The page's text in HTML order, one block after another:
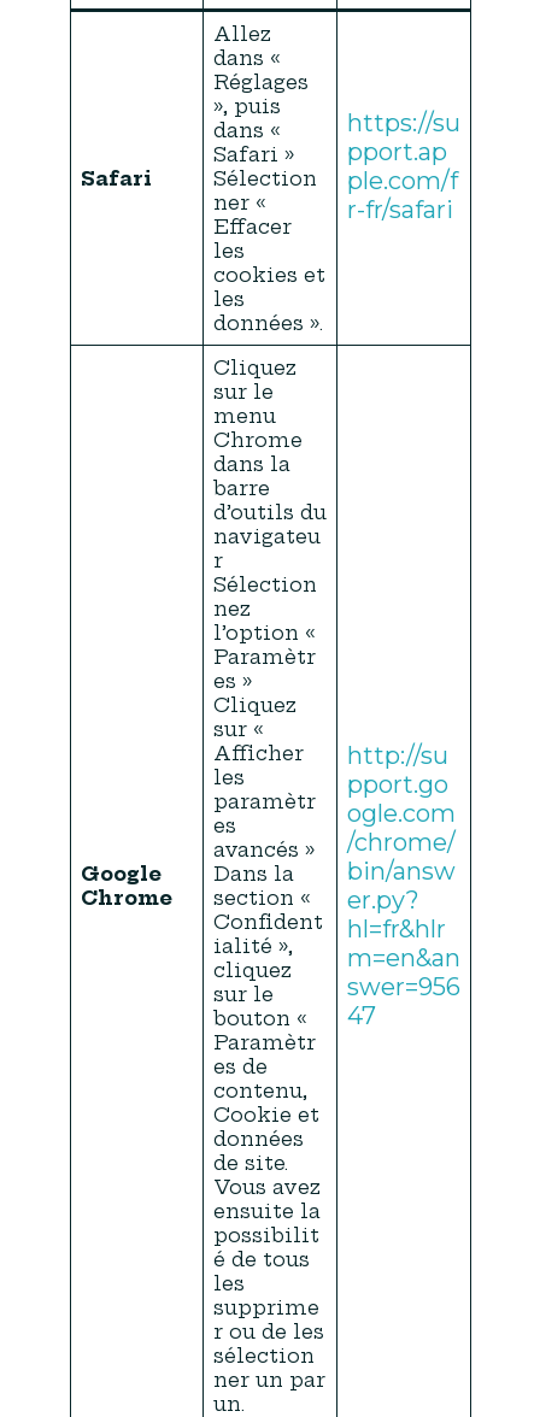
Safari
Allez
dans «
Réglages
», puis
dans «
Safari »
Sélection
ner «
Effacer
les
cookies et
les
données ».
https://su
pport.ap
ple.com/f
r-fr/safari
Google
Chrome
Cliquez
sur le
menu
Chrome
dans la
barre
d’outils du
navigateu
r
Sélection
nez
l’option «
Paramètr
es »
Cliquez
sur «
Afficher
les
paramètr
es
avancés »
Dans la
section «
Confident
ialité »,
cliquez
sur le
bouton «
Paramètr
es de
contenu,
Cookie et
données
de site.
Vous avez
ensuite la
possibilit
é de tous
les
supprime
r ou de les
sélection
ner un par
un.
http://su
pport.go
ogle.com
/chrome/
bin/answ
er.py?
hl=fr&hlr
m=en&an
swer=956
47